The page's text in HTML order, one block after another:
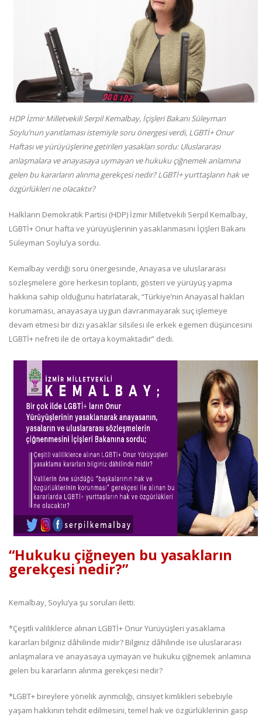
HDP İzmir Milletvekili Serpil Kemalbay, İçişleri Bakanı Süleyman
Soylu’nun yanıtlaması istemiyle soru önergesi verdi, LGBTİ+ Onur
Haftası ve yürüyüşlerine getirilen yasakları sordu: Uluslararası
anlaşmalara ve anayasaya uymayan ve hukuku çiğnemek anlamına
gelen bu kararların alınma gerekçesi nedir? LGBTİ+ yurttaşların hak ve
özgürlükleri ne olacaktır?
Halkların Demokratik Partisi (HDP) İzmir Milletvekili Serpil Kemalbay,
LGBTİ+ Onur hafta ve yürüyüşlerinin yasaklanmasını İçişleri Bakanı
Süleyman Soylu’ya sordu.
Kemalbay verdiği soru önergesinde, Anayasa ve uluslararası
sözleşmelere göre herkesin toplantı, gösteri ve yürüyüş yapma
hakkına sahip olduğunu hatırlatarak, “Türkiye’nin Anayasal hakları
korumaması, anayasaya uygun davranmayarak suç işlemeye
devam etmesi bir dizi yasaklar silsilesi ile erkek egemen düşüncesini
LGBTİ+ nefreti ile de ortaya koymaktadır” dedi.
“Hukuku çiğneyen bu yasakların
gerekçesi nedir?”
Kemalbay, Soylu’ya şu soruları iletti:
*Çeşitli valiliklerce alınan LGBTİ+ Onur Yürüyüşleri yasaklama
kararları bilginiz dâhilinde midir? Bilginiz dâhilinde ise uluslararası
anlaşmalara ve anayasaya uymayan ve hukuku çiğnemek anlamına
gelen bu kararların alınma gerekçesi nedir?
*LGBT+ bireylere yönelik ayrımcılığı, cinsiyet kimlikleri sebebiyle
yaşam hakkının tehdit edilmesini, temel hak ve özgürlüklerinin gasp